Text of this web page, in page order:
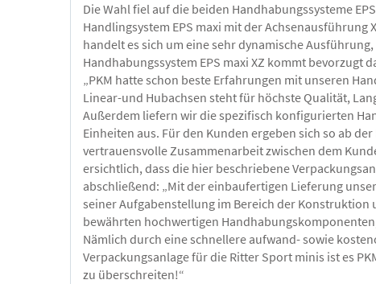
Die Wahl fiel auf die beiden Handhabungssysteme
Handlingsystem EPS maxi mit der Achsenausführung
handelt es sich um eine sehr dynamische
Handhabungssystem EPS maxi XZ kommt
„PKM hatte schon beste Erfahrungen mit unseren
Linear-und Hubachsen steht für höchste Qualität,
Außerdem liefern wir die spezifisch konfigurierten
Einheiten aus. Für den Kunden ergeben sich so ab
vertrauensvolle Zusammenarbeit zwischen dem
ersichtlich, dass die hier beschriebene
abschließend: „Mit der einbaufertigen Lieferung
seiner Aufgabenstellung im Bereich der
bewährten hochwertigen
Nämlich durch eine schnellere aufwand- sowie
Verpackungsanlage für die Ritter Sport minis ist es
zu überschreiten!“